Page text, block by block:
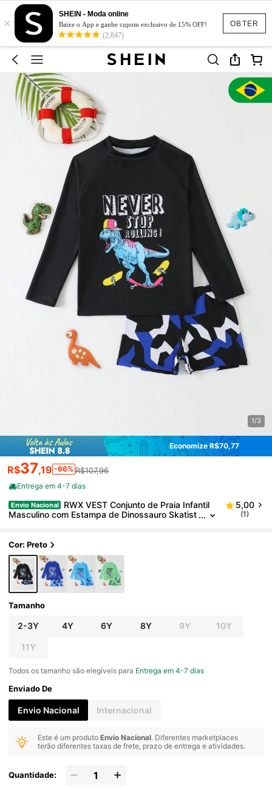
OBTER
×
SHEIN - Moda online
Baixe o App e ganhe cupom exclusivo de 15% OFF!
(2,847)
1/3
Economize R$70,77
R$37,19 -66% R$107,96
Entrega em 4-7 dias
Envio Nacional
RWX VEST Conjunto de Praia Infantil
Masculino com Estampa de Dinossauro Skatist
5,00
(1)
Cor: Preto
Tamanho
2-3Y 4Y 6Y 8Y 9Y 10Y
11Y
Todos os tamanho são elegíveis para Entrega em 4-7 dias
Enviado De
Envio Nacional Internacional
Este é um produtoEnvio Nacional. Diferentes marketplaces
terão diferentes taxas de frete, prazo de entrega e atividades.
Quantidade: